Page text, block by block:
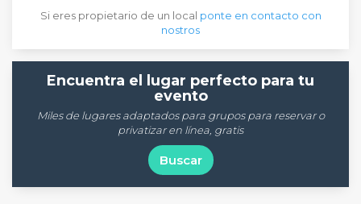
Si eres propietario de un local ponte en contacto con
nostros
Encuentra el lugar perfecto para tu
evento
Miles de lugares adaptados para grupos para reservar o
privatizar en línea, gratis
Buscar